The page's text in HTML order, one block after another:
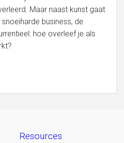
Maar naast kunst gaat
business, de
hoe overleef je als
resources